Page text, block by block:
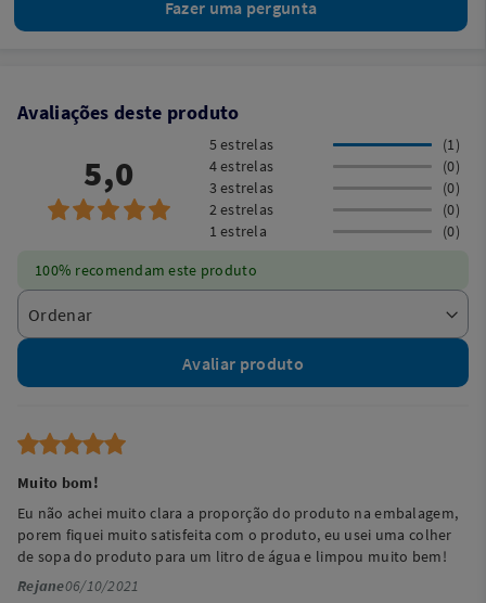
Fazer uma pergunta
Avaliações deste produto
5,0
5 estrelas
(1)
4 estrelas
(0)
3 estrelas
(0)
2 estrelas
(0)
1 estrela
(0)
100% recomendam este produto
Avaliar produto
Muito bom!
Eu não achei muito clara a proporção do produto na embalagem,
porem fiquei muito satisfeita com o produto, eu usei uma colher
de sopa do produto para um litro de água e limpou muito bem!
Rejane06/10/2021